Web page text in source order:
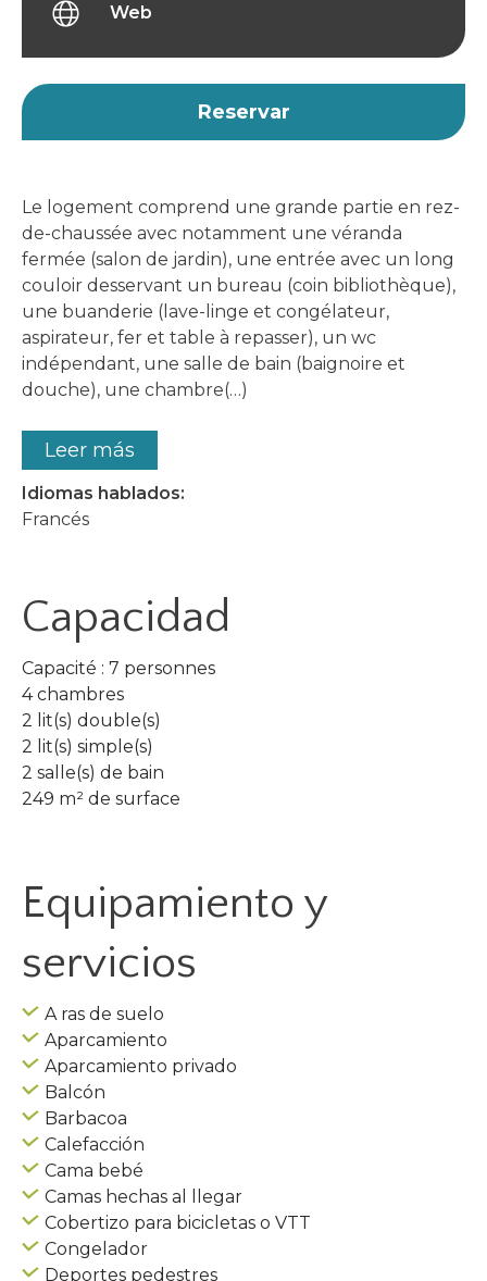
Le logement comprend une grande partie en rez-
de-chaussée avec notamment une véranda
fermée (salon de jardin), une entrée avec un long
couloir desservant un bureau (coin bibliothèque),
une buanderie (lave-linge et congélateur,
aspirateur, fer et table à repasser), un wc
indépendant, une salle de bain (baignoire et
douche), une chambre(…)
Leer más
Idiomas hablados:
Francés
Capacidad
Capacité : 7 personnes
4 chambres
2 lit(s) double(s)
2 lit(s) simple(s)
2 salle(s) de bain
249 m² de surface
Equipamiento y
servicios
A ras de suelo
Aparcamiento
Aparcamiento privado
Balcón
Barbacoa
Calefacción
Cama bebé
Camas hechas al llegar
Cobertizo para bicicletas o VTT
Congelador
Deportes pedestres
Web
Reservar